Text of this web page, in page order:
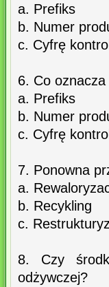
a. Prefiks
b. Numer
c. Cyfrę
6. Co
a. Prefiks
b. Numer
c. Cyfrę
7. Ponowna
a.
b. Recykling
c.
8. Czy
odżywczej?